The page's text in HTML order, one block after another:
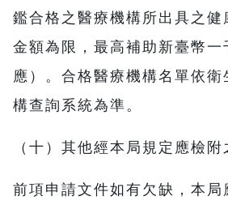
鑑合格之醫療機構所出具之健
金額為限，最高補助新臺幣一
應）。合格醫療機構名單依衛
構查詢系統為準。
（十）其他經本局規定應檢
前項申請文件如有欠缺，本局